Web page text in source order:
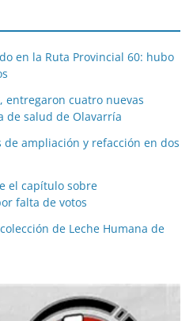
en la Ruta Provincial 60: hubo
entregaron cuatro nuevas
de salud de Olavarría
ampliación y refacción en dos
el capítulo sobre
falta de votos
de Leche Humana de